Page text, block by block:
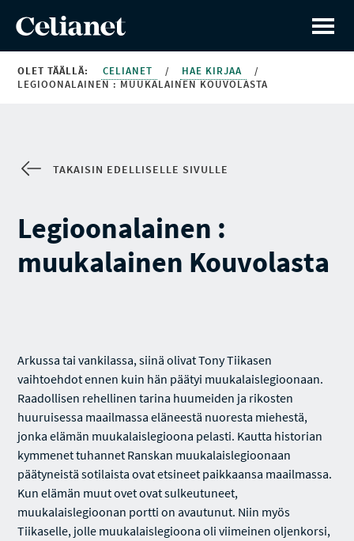
OLET TÄÄLLÄ: CELIANET / HAE KIRJAA
/
LEGIOONALAINEN : MUUKALAINEN KOUVOLASTA
TAKAISIN EDELLISELLE SIVULLE
Legioonalainen :
muukalainen Kouvolasta
Arkussa tai vankilassa, siinä olivat Tony Tiikasen
vaihtoehdot ennen kuin hän päätyi muukalaislegioonaan.
Raadollisen rehellinen tarina huumeiden ja rikosten
huuruisessa maailmassa eläneestä nuoresta miehestä,
jonka elämän muukalaislegioona pelasti. Kautta historian
kymmenet tuhannet Ranskan muukalaislegioonaan
päätyneistä sotilaista ovat etsineet paikkaansa maailmassa.
Kun elämän muut ovet ovat sulkeutuneet,
muukalaislegioonan portti on avautunut. Niin myös
Tiikaselle, jolle muukalaislegioona oli viimeinen oljenkorsi,